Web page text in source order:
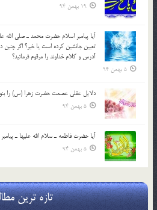
19 بهمن 94
آيا پيامبر اسلام حضرت محمد ـ صلي الله
تعيين جانشين کرده است يا خير؟ اگر
آدرس و کلام خداوند را مرقوم فرمائيد؟
5 بهمن 94
دلايل عقلي عصمت حضرت زهرا (س) را
5 بهمن 94
آيا حضرت فاطمه ـ سلام الله عليها ـ
5 بهمن 94
تازه ترین